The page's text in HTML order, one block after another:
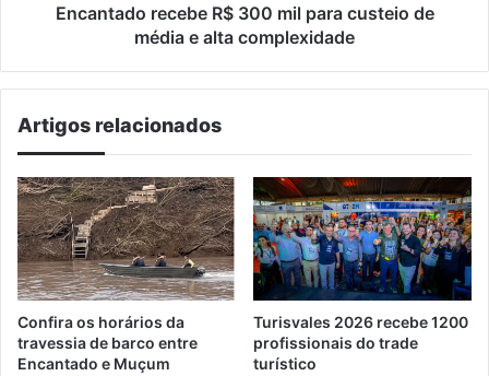
Encantado recebe R$ 300 mil para custeio de
média e alta complexidade
Artigos relacionados
Confira os horários da
travessia de barco entre
Encantado e Muçum
Turisvales 2026 recebe 1200
profissionais do trade
turístico